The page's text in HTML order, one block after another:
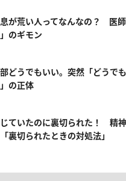
が荒い人ってなんなの？ 医
のギモン
どうでもいい。突然「どうで
の正体
ていたのに裏切られた！ 精
裏切られたときの対処法」